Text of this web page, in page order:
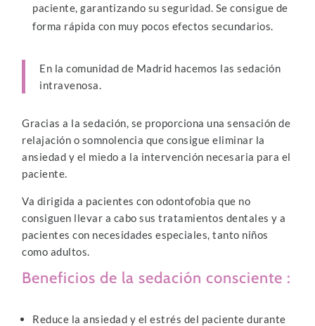
paciente, garantizando su seguridad. Se consigue de
forma rápida con muy pocos efectos secundarios.
En la comunidad de Madrid hacemos las sedación
intravenosa.
Gracias a la sedación, se proporciona una sensación de
relajación o somnolencia que consigue eliminar la
ansiedad y el miedo a la intervención necesaria para el
paciente.
Va dirigida a pacientes con odontofobia que no
consiguen llevar a cabo sus tratamientos dentales y a
pacientes con necesidades especiales, tanto niños
como adultos.
Beneficios de la sedación consciente :
Reduce la ansiedad y el estrés del paciente durante